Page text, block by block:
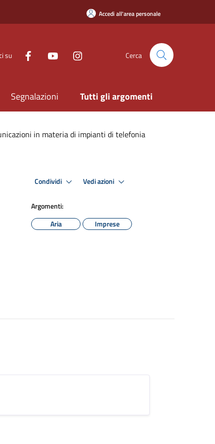
Accedi all'area personale
su Cerca
Segnalazioni Tutti gli argomenti
in materia di impianti di telefonia
Condividi Vedi azioni
Argomenti:
Aria
Imprese